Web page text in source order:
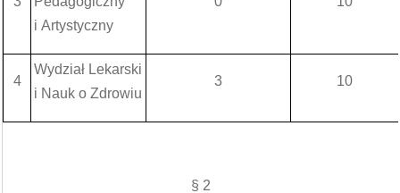
i Artystyczny
4
Wydział Lekarski
i Nauk o Zdrowiu
3 10
§ 2